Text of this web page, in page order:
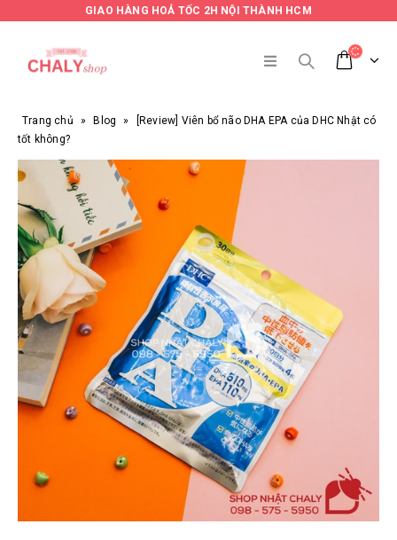
GIAO HÀNG HOẢ TỐC 2H NỘI THÀNH HCM
Trang chủ » Blog »
[Review] Viên bổ não DHA EPA của DHC Nhật có
tốt không?